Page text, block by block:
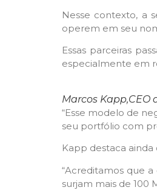
Nesse contexto, a
operem em seu
Essas parceiras
especialmente em
Marcos Kapp,CEO
“Esse modelo de
seu portfólio com
Kapp destaca
“Acreditamos que
surjam mais de 100